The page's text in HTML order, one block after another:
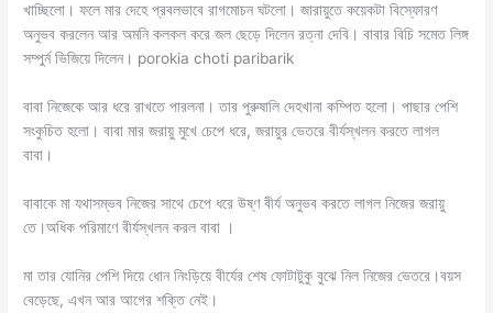
খাচ্ছিলো। ফলে মার দেহে প্রবলভাবে রাগমোচন ঘটলো। জারায়ুতে কয়েকটা বিস্ফোরণ
অনুভব করলেন আর অমনি কলকল করে জল ছেড়ে দিলেন রত্না দেবি। বাবার বিচি সমেত লিঙ্গ
সম্পুর্ন ভিজিয়ে দিলেন। porokia choti paribarik
বাবা নিজেকে আর ধরে রাখতে পারলনা। তার পুরুষালি দেহখানা কম্পিত হলো। পাছার পেশি
সংকুচিত হলো। বাবা মার জরায়ু মুখে চেপে ধরে, জরায়ুর ভেতরে বীর্যস্খলন করতে লাগল
বাবা।
বাবাকে মা যথাসম্ভব নিজের সাথে চেপে ধরে উষ্ণ বীর্য অনুভব করতে লাগল নিজের জরায়ু
তে।অধিক পরিমাণে বীর্যস্খলন করল বাবা ।
মা তার যোনির পেশি দিয়ে ধোন নিংড়িয়ে বীর্যের শেষ ফোটাটুকু বুঝে নিল নিজের ভেতরে।বয়স
বেড়েছে, এখন আর আগের শক্তি নেই।